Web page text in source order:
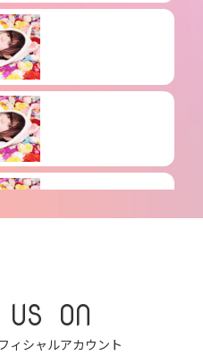
US ON
ィシャルアカウント